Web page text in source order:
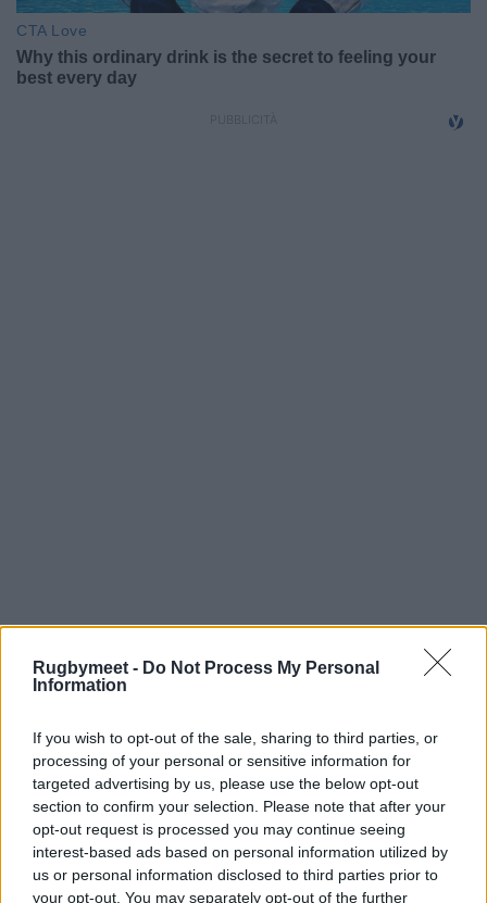
Rugbymeet - Do Not Process My Personal
Information
If you wish to opt-out of the sale, sharing to third parties, or
processing of your personal or sensitive information for
targeted advertising by us, please use the below opt-out
section to confirm your selection. Please note that after your
opt-out request is processed you may continue seeing
interest-based ads based on personal information utilized by
us or personal information disclosed to third parties prior to
your opt-out. You may separately opt-out of the further
Nelle serie inferiori
Movimenti anche nelle categotrie inferiori.